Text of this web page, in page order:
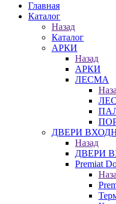
Главная
Каталог
Назад
Каталог
АРКИ
Назад
АРКИ
ЛЕСМА
ДВЕРИ
Назад
ДВЕРИ
Premiat